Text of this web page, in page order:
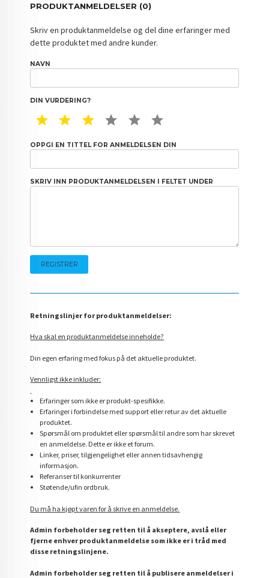
PRODUKTANMELDELSER (0)
Skriv en produktanmeldelse og del dine erfaringer med
dette produktet med andre kunder.
NAVN
DIN VURDERING?
1 STAR2 STAR3 STAR4 STAR5 STAR
OPPGI EN TITTEL FOR ANMELDELSEN DIN
SKRIV INN PRODUKTANMELDELSEN I FELTET UNDER
Retningslinjer for produktanmeldelser:
Hva skal en produktanmeldelse inneholde?
Din egen erfaring med fokus på det aktuelle produktet.
Vennligst ikke inkluder:
Erfaringer som ikke er produkt-spesifikke.
Erfaringer i forbindelse med support eller retur av det aktuelle
produktet.
Spørsmål om produktet eller spørsmål til andre som har skrevet
en anmeldelse. Dette er ikke et forum.
Linker, priser, tilgjengelighet eller annen tidsavhengig
informasjon.
Referanser til konkurrenter
Støtende/ufin ordbruk.
Du må ha kjøpt varen for å skrive en anmeldelse.
Admin forbeholder seg retten til å akseptere, avslå eller
fjerne enhver produktanmeldelse som ikke er i tråd med
disse retningslinjene.
Admin forbeholder seg retten til å publisere anmeldelser i